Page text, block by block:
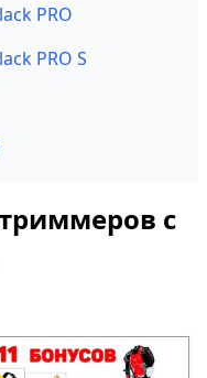
PRO
PRO S
с